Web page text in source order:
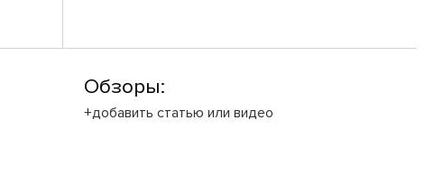
Обзоры:
+добавить статью или видео